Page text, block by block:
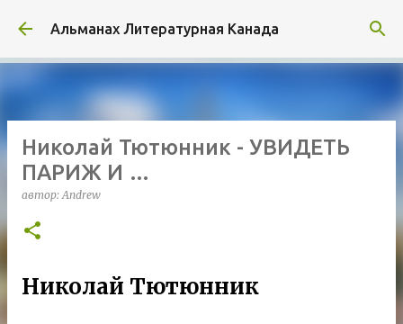
К основному контенту
Альманах Литературная Канада
Николай Тютюнник - УВИДЕТЬ
ПАРИЖ И …
автор:Andrew
Николай Тютюнник